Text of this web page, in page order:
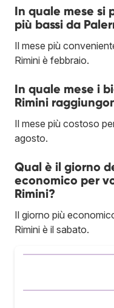
In quale mese si
più bassi da
Il mese più
Rimini è febbraio.
In quale mese i
Rimini
Il mese più costoso
agosto.
Qual è il giorno
economico per
Rimini?
Il giorno più
Rimini è il sabato.